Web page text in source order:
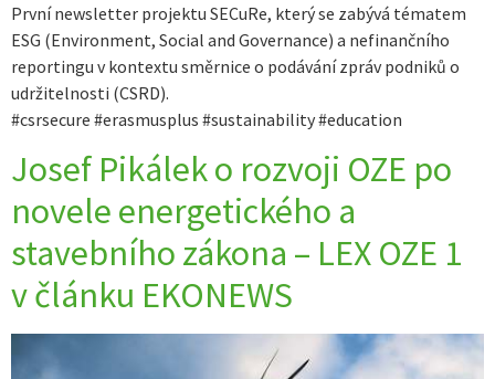
První newsletter projektu SECuRe, který se zabývá tématem
ESG (Environment, Social and Governance) a nefinančního
reportingu v kontextu směrnice o podávání zpráv podniků o
udržitelnosti (CSRD).
#csrsecure #erasmusplus #sustainability #education
Josef Pikálek o rozvoji OZE po
novele energetického a
stavebního zákona – LEX OZE 1
v článku EKONEWS